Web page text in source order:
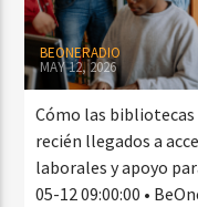
BEONERADIO
MAY 12, 2026
Cómo las bibliotecas
recién llegados a
laborales y apoyo
05-12 09:00:00 •